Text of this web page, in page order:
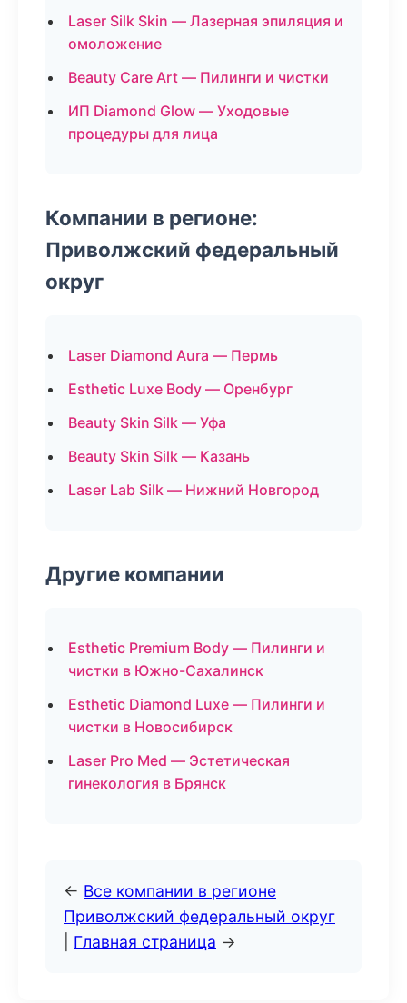
Laser Silk Skin — Лазерная эпиляция и
омоложение
Beauty Care Art — Пилинги и чистки
ИП Diamond Glow — Уходовые
процедуры для лица
Компании в регионе:
Приволжский федеральный
округ
Laser Diamond Aura — Пермь
Esthetic Luxe Body — Оренбург
Beauty Skin Silk — Уфа
Beauty Skin Silk — Казань
Laser Lab Silk — Нижний Новгород
Другие компании
Esthetic Premium Body — Пилинги и
чистки в Южно-Сахалинск
Esthetic Diamond Luxe — Пилинги и
чистки в Новосибирск
Laser Pro Med — Эстетическая
гинекология в Брянск
← Все компании в регионе
Приволжский федеральный округ
Главная страница →